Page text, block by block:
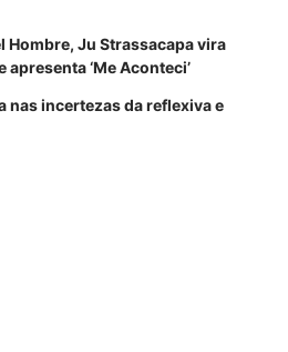
Hombre, Ju Strassacapa vira
‘Me Aconteci’
nas incertezas da reflexiva e